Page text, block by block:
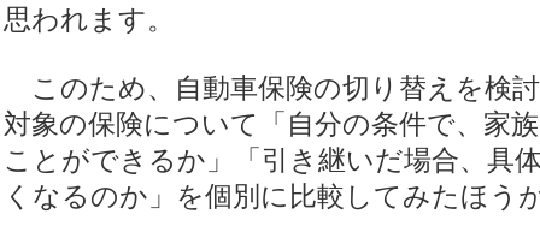
思われます。
このため、自動車保険の切り替えを検
対象の保険について「自分の条件で、家
ことができるか」「引き継いだ場合、具
くなるのか」を個別に比較してみたほう